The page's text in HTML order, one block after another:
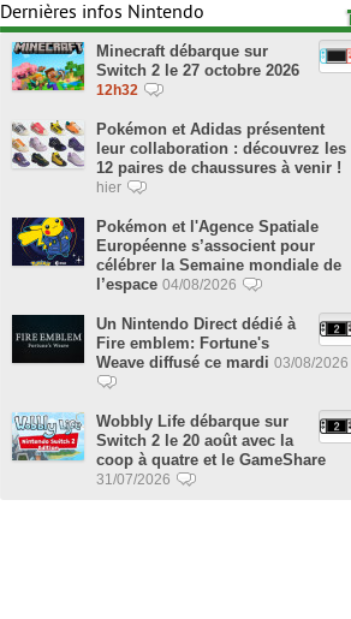
Dernières infos Nintendo
Minecraft débarque sur
Switch 2 le 27 octobre 2026
12h32
Pokémon et Adidas présentent
leur collaboration : découvrez les
12 paires de chaussures à venir !
hier
Pokémon et l'Agence Spatiale
Européenne s’associent pour
célébrer la Semaine mondiale de
l’espace 04/08/2026
Un Nintendo Direct dédié à
Fire emblem: Fortune's
Weave diffusé ce mardi 03/08/2026
Wobbly Life débarque sur
Switch 2 le 20 août avec la
coop à quatre et le GameShare
31/07/2026